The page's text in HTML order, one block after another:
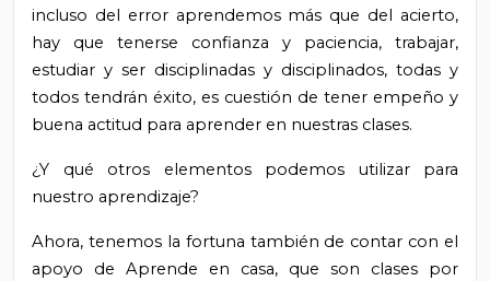
incluso del error aprendemos más que del acierto,
hay que tenerse confianza y paciencia, trabajar,
estudiar y ser disciplinadas y disciplinados, todas y
todos tendrán éxito, es cuestión de tener empeño y
buena actitud para aprender en nuestras clases.
¿Y qué otros elementos podemos utilizar para
nuestro aprendizaje?
Ahora, tenemos la fortuna también de contar con el
apoyo de Aprende en casa, que son clases por